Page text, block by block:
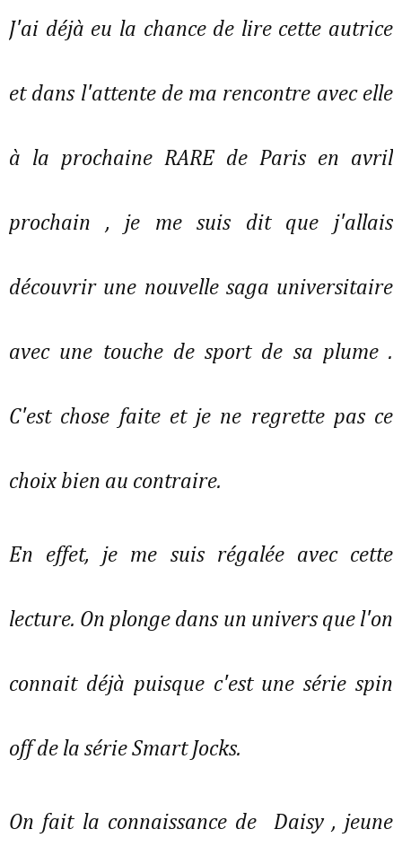
J'ai déjà eu la chance de lire cette autrice
et dans l'attente de ma rencontre avec elle
à la prochaine RARE de Paris en avril
prochain , je me suis dit que j'allais
découvrir une nouvelle saga universitaire
avec une touche de sport de sa plume .
C'est chose faite et je ne regrette pas ce
choix bien au contraire.
En effet, je me suis régalée avec cette
lecture. On plonge dans un univers que l'on
connait déjà puisque c'est une série spin
off de la série Smart Jocks.
On fait la connaissance de Daisy , jeune